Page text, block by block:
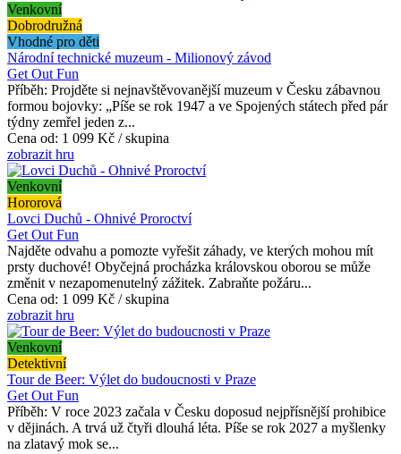
Venkovní
Dobrodružná
Vhodné pro děti
Národní technické muzeum - Milionový závod
Get Out Fun
Příběh: Projděte si nejnavštěvovanější muzeum v Česku zábavnou
formou bojovky: „Píše se rok 1947 a ve Spojených státech před pár
týdny zemřel jeden z...
Cena od: 1 099 Kč / skupina
zobrazit hru
Venkovní
Hororová
Lovci Duchů - Ohnivé Proroctví
Get Out Fun
Najděte odvahu a pomozte vyřešit záhady, ve kterých mohou mít
prsty duchové! Obyčejná procházka královskou oborou se může
změnit v nezapomenutelný zážitek. Zabraňte požáru...
Cena od: 1 099 Kč / skupina
zobrazit hru
Venkovní
Detektivní
Tour de Beer: Výlet do budoucnosti v Praze
Get Out Fun
Příběh: V roce 2023 začala v Česku doposud nejpřísnější prohibice
v dějinách. A trvá už čtyři dlouhá léta. Píše se rok 2027 a myšlenky
na zlatavý mok se...